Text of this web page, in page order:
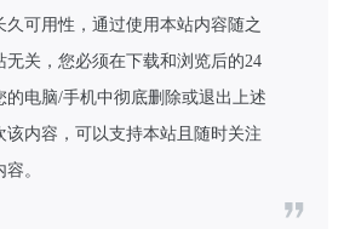
久可用性，通过使用本站内容随之
无关，您必须在下载和浏览后的24
的电脑/手机中彻底删除或退出上述
该内容，可以支持本站且随时关注
。